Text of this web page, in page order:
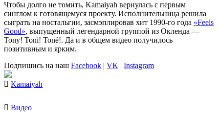
Чтобы долго не томить, Kamaiyah вернулась с первым
синглом к готовящемуся проекту. Исполнительница решила
сыграть на ностальгии, засмэплировав хит 1990-го года «Feels
Good», выпущенный легендарной группой из Окленда —
Tony! Toni! Toné!. Да и в общем видео получилось
позитивным и ярким.
Подпишись на наш Facebook | VK | Instagram
Kamaiyah
Видео